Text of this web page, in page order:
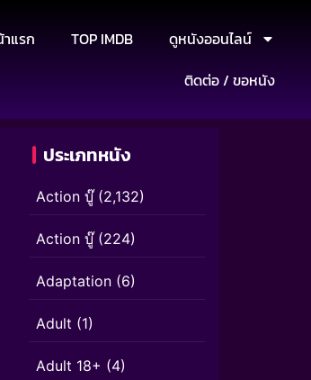
แรก TOP IMDB
ดูหนังออนไลน์
ติดต่อ / ขอหนัง
ประเภทหนัง
Action บู๊(2,132)
Action บู๊(224)
Adaptation (6)
Adult (1)
Adult 18+ (4)